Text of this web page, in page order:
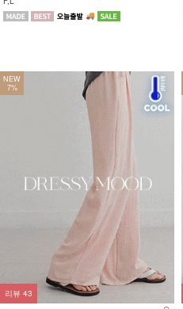
NEW
7%
리뷰 43